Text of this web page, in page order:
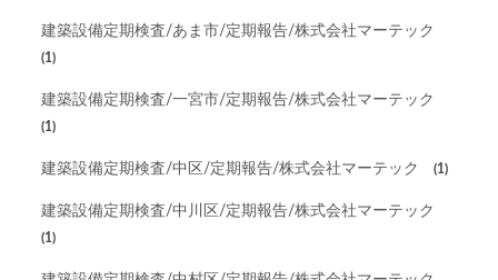
建築設備定期検査/あま市/定期報告/株式会社マーテック
(1)
建築設備定期検査/一宮市/定期報告/株式会社マーテック
(1)
建築設備定期検査/中区/定期報告/株式会社マーテック (1)
建築設備定期検査/中川区/定期報告/株式会社マーテック
(1)